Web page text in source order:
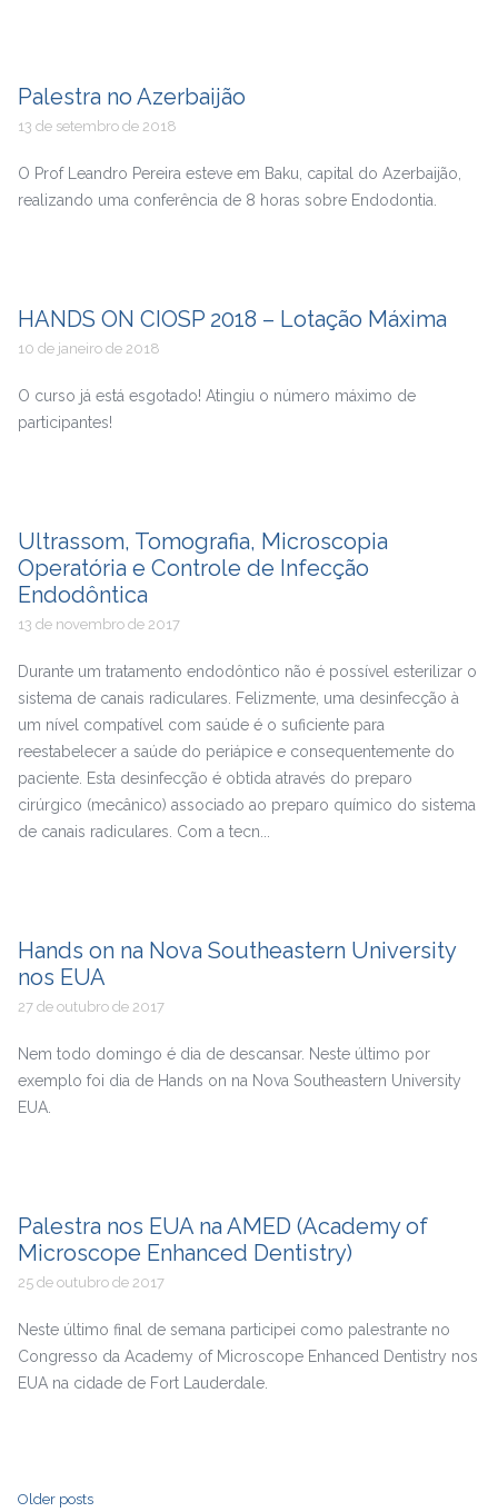
Palestra no Azerbaijão
13 de setembro de 2018
O Prof Leandro Pereira esteve em Baku, capital do Azerbaijão,
realizando uma conferência de 8 horas sobre Endodontia.
HANDS ON CIOSP 2018 – Lotação Máxima
10 de janeiro de 2018
O curso já está esgotado! Atingiu o número máximo de
participantes!
Ultrassom, Tomografia, Microscopia
Operatória e Controle de Infecção
Endodôntica
13 de novembro de 2017
Durante um tratamento endodôntico não é possível esterilizar o
sistema de canais radiculares. Felizmente, uma desinfecção à
um nível compatível com saúde é o suficiente para
reestabelecer a saúde do periápice e consequentemente do
paciente. Esta desinfecção é obtida através do preparo
cirúrgico (mecânico) associado ao preparo químico do sistema
de canais radiculares. Com a tecn...
Hands on na Nova Southeastern University
nos EUA
27 de outubro de 2017
Nem todo domingo é dia de descansar. Neste último por
exemplo foi dia de Hands on na Nova Southeastern University
EUA.
Palestra nos EUA na AMED (Academy of
Microscope Enhanced Dentistry)
25 de outubro de 2017
Neste último final de semana participei como palestrante no
Congresso da Academy of Microscope Enhanced Dentistry nos
EUA na cidade de Fort Lauderdale.
Older posts